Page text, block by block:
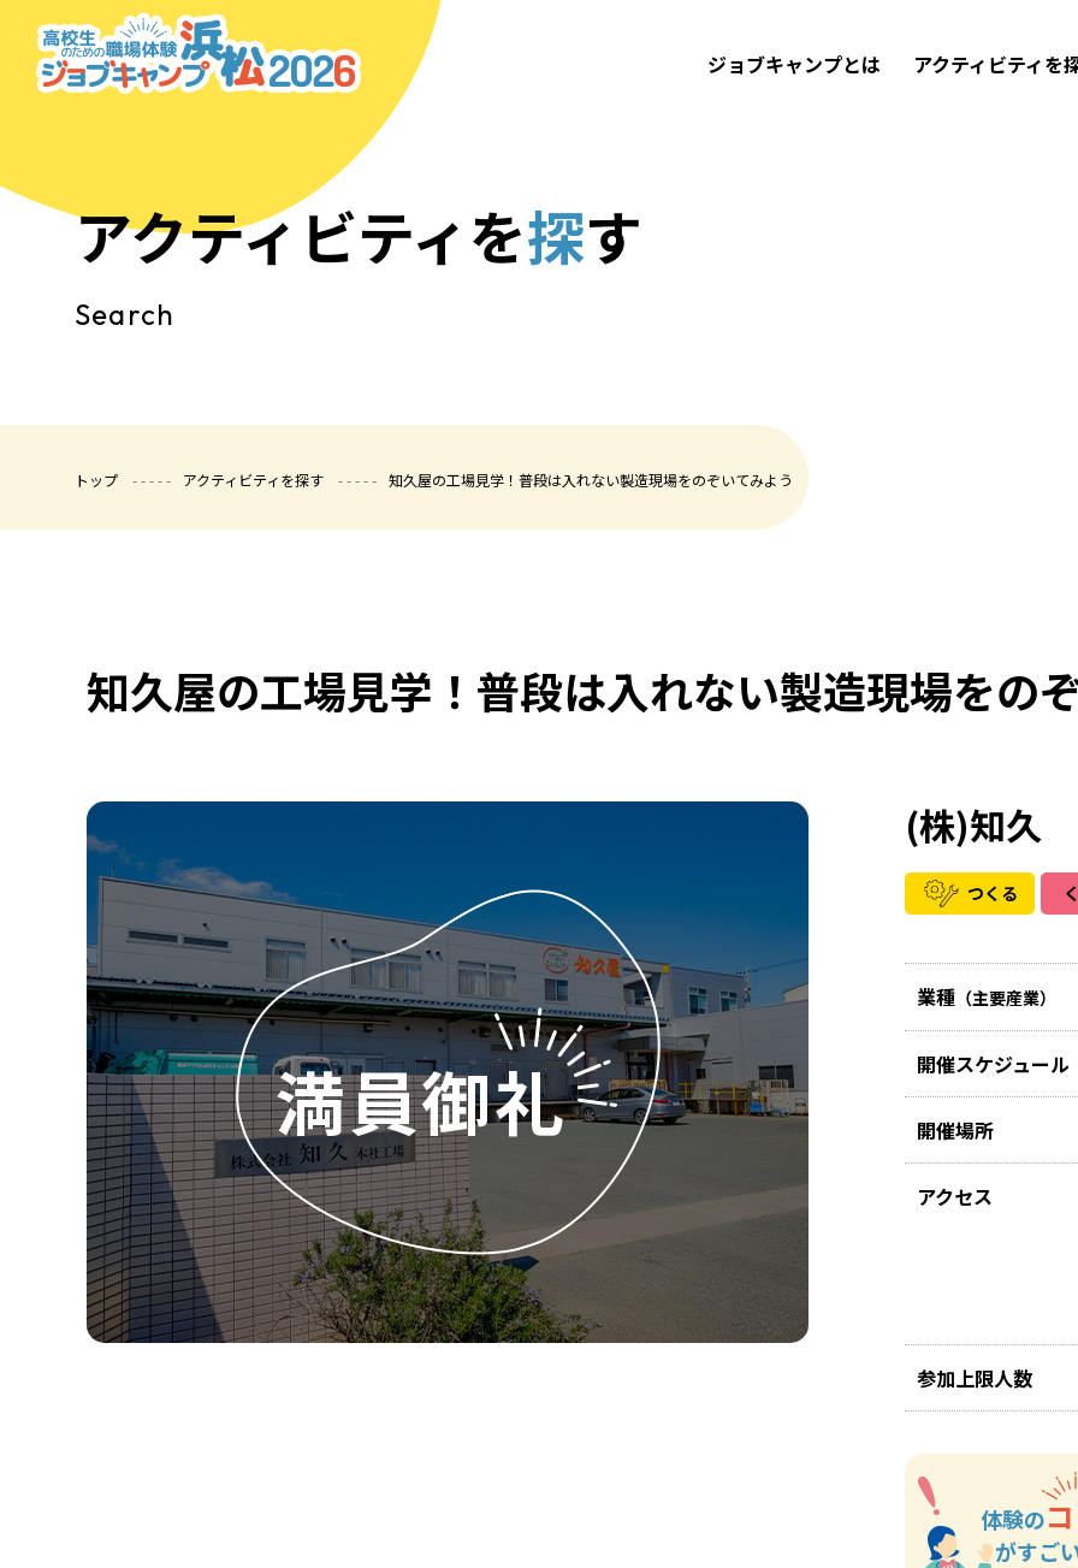
ジョブキャンプとは アクティビティを
アクティビティを探す
Search
トップ アクティビティを探す 知久屋の工場見学！普段は入れない製造現場をのぞいてみよう
知久屋の工場見学！普段は入れない製造現場をの
(株)知久
つくる
業種（主要産業）
開催スケジュール
開催場所
アクセス
参加上限人数
体験の
がすご